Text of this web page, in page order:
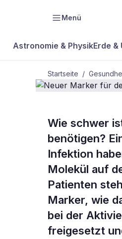
Menü
Astronomie & PhysikErde &
Startseite /
GESUNDHEIT &
Wie schwer
benötigen?
Infektion
Molekül auf
Patienten
Marker, wie
bei der
freigesetzt